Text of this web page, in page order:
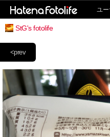
ユ
StG's fotolife
<prev